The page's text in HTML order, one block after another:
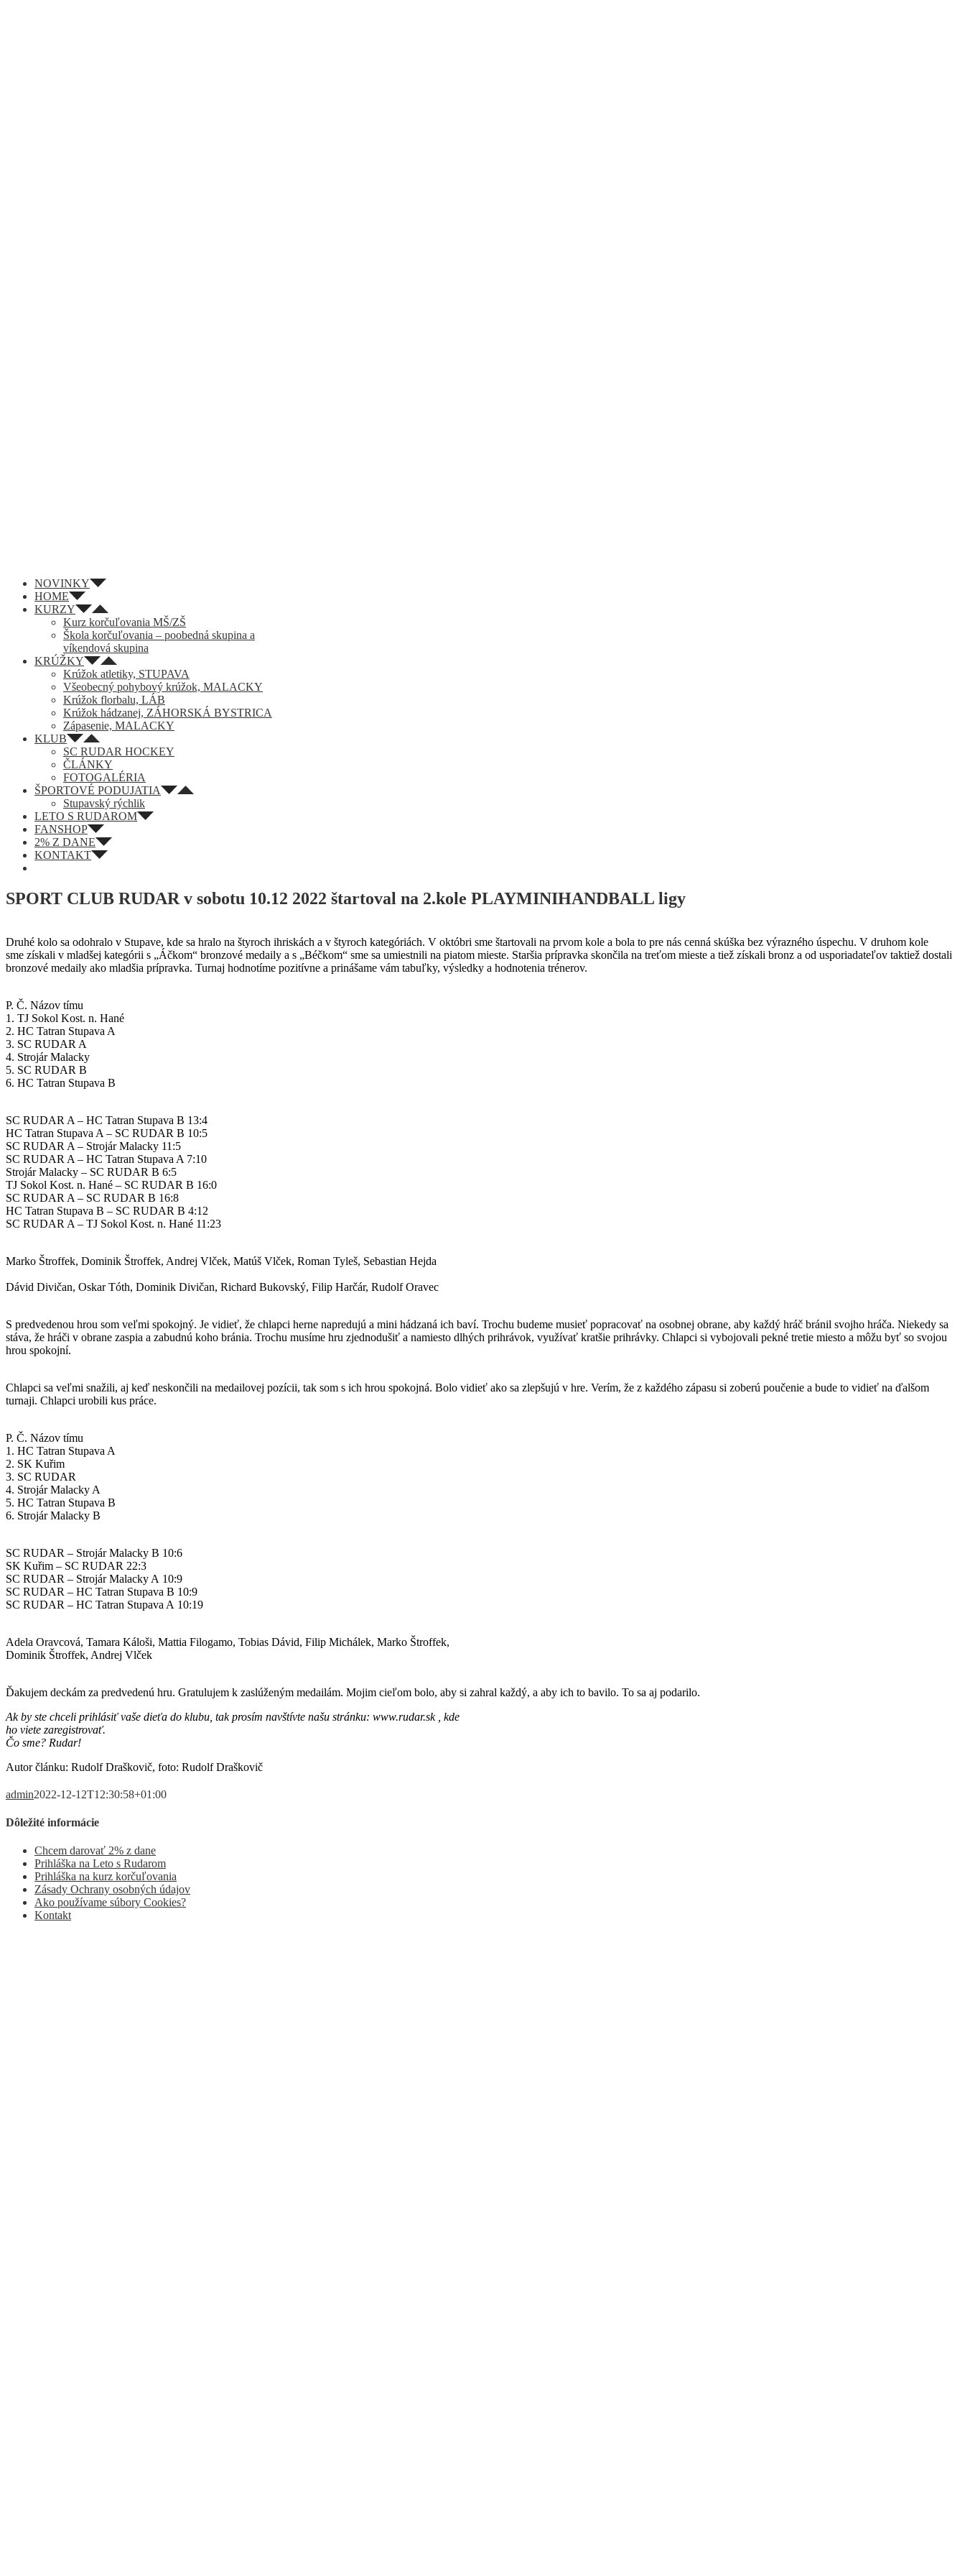
NOVINKY
HOME
KURZY
Kurz korčuľovania MŠ/ZŠ
Škola korčuľovania – poobedná skupina a
víkendová skupina
KRÚŽKY
Krúžok atletiky, STUPAVA
Všeobecný pohybový krúžok, MALACKY
Krúžok florbalu, LÁB
Krúžok hádzanej, ZÁHORSKÁ BYSTRICA
Zápasenie, MALACKY
KLUB
SC RUDAR HOCKEY
ČLÁNKY
FOTOGALÉRIA
ŠPORTOVÉ PODUJATIA
Stupavský rýchlik
LETO S RUDAROM
FANSHOP
2% Z DANE
KONTAKT
SPORT CLUB RUDAR v sobotu 10.12 2022 štartoval na 2.kole PLAYMINIHANDBALL ligy
Druhé kolo sa odohralo v Stupave, kde sa hralo na štyroch ihriskách a v štyroch kategóriách. V októbri sme štartovali na prvom kole a bola to pre nás cenná skúška bez výrazného úspechu. V druhom kole
sme získali v mladšej kategórii s „Áčkom“ bronzové medaily a s „Béčkom“ sme sa umiestnili na piatom mieste. Staršia prípravka skončila na treťom mieste a tiež získali bronz a od usporiadateľov taktiež dostali
bronzové medaily ako mladšia prípravka. Turnaj hodnotíme pozitívne a prinášame vám tabuľky, výsledky a hodnotenia trénerov.
P. Č. Názov tímu
1. TJ Sokol Kost. n. Hané
2. HC Tatran Stupava A
3. SC RUDAR A
4. Strojár Malacky
5. SC RUDAR B
6. HC Tatran Stupava B
SC RUDAR A – HC Tatran Stupava B 13:4
HC Tatran Stupava A – SC RUDAR B 10:5
SC RUDAR A – Strojár Malacky 11:5
SC RUDAR A – HC Tatran Stupava A 7:10
Strojár Malacky – SC RUDAR B 6:5
TJ Sokol Kost. n. Hané – SC RUDAR B 16:0
SC RUDAR A – SC RUDAR B 16:8
HC Tatran Stupava B – SC RUDAR B 4:12
SC RUDAR A – TJ Sokol Kost. n. Hané 11:23
Marko Štroffek, Dominik Štroffek, Andrej Vlček, Matúš Vlček, Roman Tyleš, Sebastian Hejda
Dávid Divičan, Oskar Tóth, Dominik Divičan, Richard Bukovský, Filip Harčár, Rudolf Oravec
S predvedenou hrou som veľmi spokojný. Je vidieť, že chlapci herne napredujú a mini hádzaná ich baví. Trochu budeme musieť popracovať na osobnej obrane, aby každý hráč bránil svojho hráča. Niekedy sa
stáva, že hráči v obrane zaspia a zabudnú koho bránia. Trochu musíme hru zjednodušiť a namiesto dlhých prihrávok, využívať kratšie prihrávky. Chlapci si vybojovali pekné tretie miesto a môžu byť so svojou
hrou spokojní.
Chlapci sa veľmi snažili, aj keď neskončili na medailovej pozícii, tak som s ich hrou spokojná. Bolo vidieť ako sa zlepšujú v hre. Verím, že z každého zápasu si zoberú poučenie a bude to vidieť na ďalšom
turnaji. Chlapci urobili kus práce.
P. Č. Názov tímu
1. HC Tatran Stupava A
2. SK Kuřim
3. SC RUDAR
4. Strojár Malacky A
5. HC Tatran Stupava B
6. Strojár Malacky B
SC RUDAR – Strojár Malacky B 10:6
SK Kuřim – SC RUDAR 22:3
SC RUDAR – Strojár Malacky A 10:9
SC RUDAR – HC Tatran Stupava B 10:9
SC RUDAR – HC Tatran Stupava A 10:19
Adela Oravcová, Tamara Káloši, Mattia Filogamo, Tobias Dávid, Filip Michálek, Marko Štroffek,
Dominik Štroffek, Andrej Vlček
Ďakujem deckám za predvedenú hru. Gratulujem k zaslúženým medailám. Mojim cieľom bolo, aby si zahral každý, a aby ich to bavilo. To sa aj podarilo.
Ak by ste chceli prihlásiť vaše dieťa do klubu, tak prosím navštívte našu stránku: www.rudar.sk , kde
ho viete zaregistrovať.
Čo sme? Rudar!
Autor článku: Rudolf Draškovič, foto: Rudolf Draškovič
admin2022-12-12T12:30:58+01:00
Dôležité informácie
Chcem darovať 2% z dane
Prihláška na Leto s Rudarom
Prihláška na kurz korčuľovania
Zásady Ochrany osobných údajov
Ako používame súbory Cookies?
Kontakt